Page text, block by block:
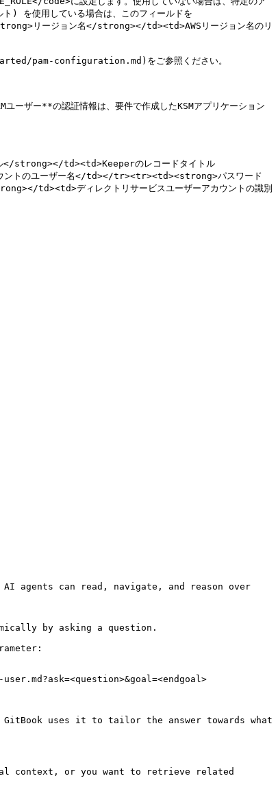
使用している場合は、このフィールドを
リージョン名</strong></td><td>AWSリージョン名のリ
pam-configuration.md)をご参照ください。
ーザー**の認証情報は、要件で作成したKSMアプリケーション
td><td>Keeperのレコードタイトル
トのユーザー名</td></tr><tr><td><strong>パスワード
td><td>ディレクトリサービスユーザーアカウントの識別
agents can read, navigate, and reason over
by asking a question.
uses it to tailor the answer towards what
context, or you want to retrieve related